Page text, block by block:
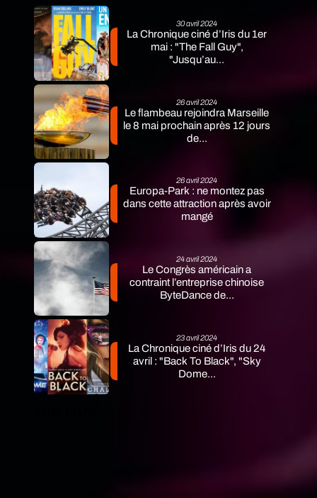
30 avril 2024
La Chronique ciné d’Iris du 1er
mai : "The Fall Guy",
"Jusqu’au...
26 avril 2024
Le flambeau rejoindra Marseille
le 8 mai prochain après 12 jours
de...
26 avril 2024
Europa-Park : ne montez pas
dans cette attraction après avoir
mangé
24 avril 2024
Le Congrès américain a
contraint l’entreprise chinoise
ByteDance de...
23 avril 2024
La Chronique ciné d’Iris du 24
avril : "Back To Black", "Sky
Dome...